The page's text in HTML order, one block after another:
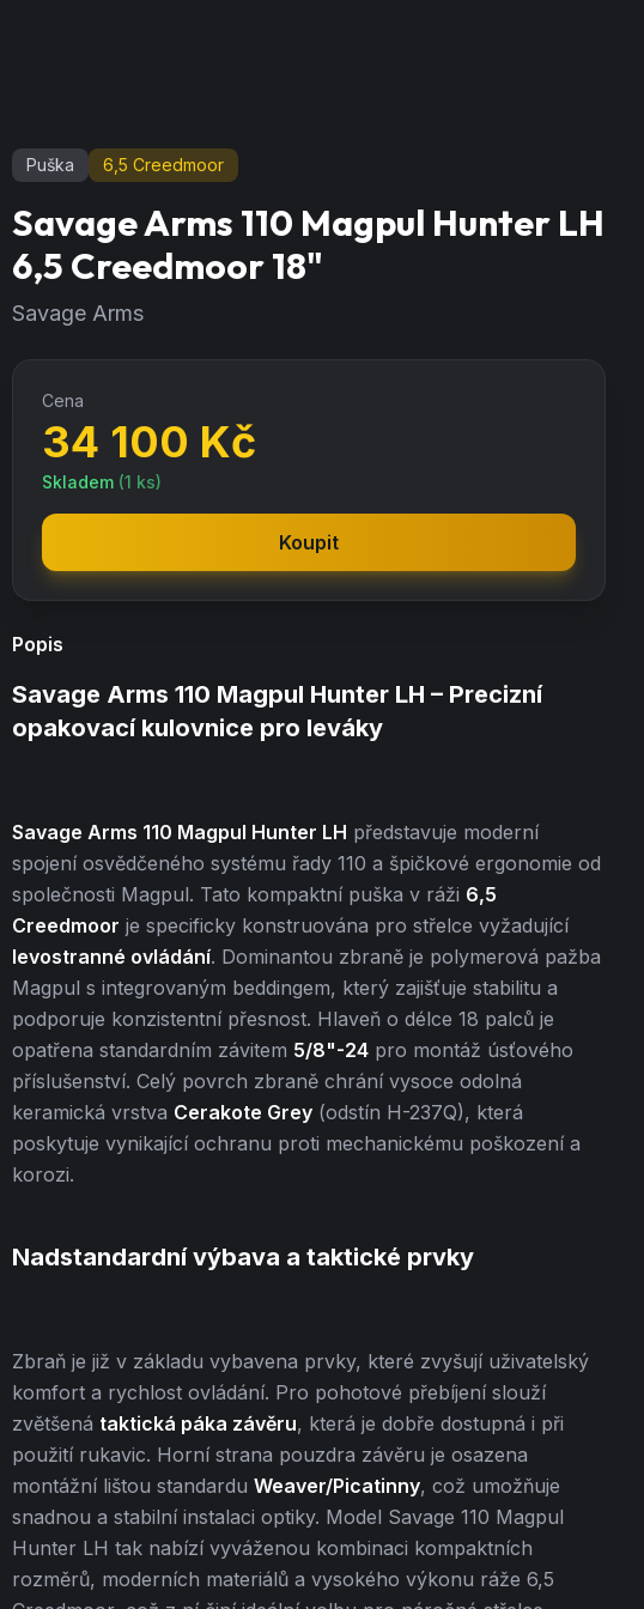
Puška 6,5 Creedmoor
Savage Arms 110 Magpul Hunter LH
6,5 Creedmoor 18"
Savage Arms
Cena
34 100 Kč
Skladem (1 ks)
Koupit
Popis
Savage Arms 110 Magpul Hunter LH – Precizní
opakovací kulovnice pro leváky
Savage Arms 110 Magpul Hunter LH představuje moderní
spojení osvědčeného systému řady 110 a špičkové ergonomie od
společnosti Magpul. Tato kompaktní puška v ráži 6,5
Creedmoor je specificky konstruována pro střelce vyžadující
levostranné ovládání. Dominantou zbraně je polymerová pažba
Magpul s integrovaným beddingem, který zajišťuje stabilitu a
podporuje konzistentní přesnost. Hlaveň o délce 18 palců je
opatřena standardním závitem 5/8"-24 pro montáž úsťového
příslušenství. Celý povrch zbraně chrání vysoce odolná
keramická vrstva Cerakote Grey (odstín H-237Q), která
poskytuje vynikající ochranu proti mechanickému poškození a
korozi.
Nadstandardní výbava a taktické prvky
Zbraň je již v základu vybavena prvky, které zvyšují uživatelský
komfort a rychlost ovládání. Pro pohotové přebíjení slouží
zvětšená taktická páka závěru, která je dobře dostupná i při
použití rukavic. Horní strana pouzdra závěru je osazena
montážní lištou standardu Weaver/Picatinny, což umožňuje
snadnou a stabilní instalaci optiky. Model Savage 110 Magpul
Hunter LH tak nabízí vyváženou kombinaci kompaktních
rozměrů, moderních materiálů a vysokého výkonu ráže 6,5